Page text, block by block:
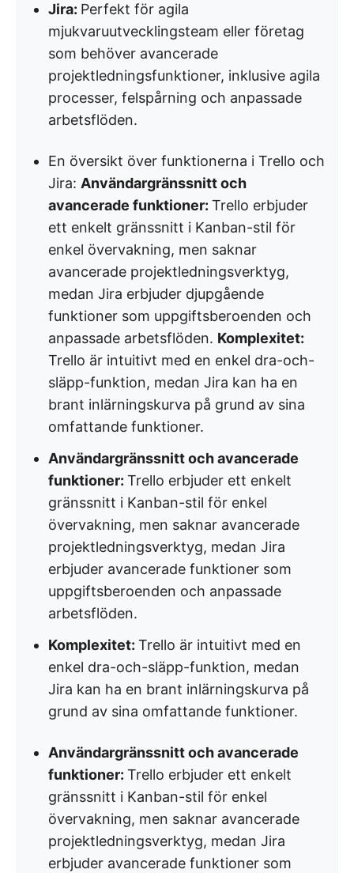
Jira: Perfekt för agila
mjukvaruutvecklingsteam eller företag
som behöver avancerade
projektledningsfunktioner, inklusive agila
processer, felspårning och anpassade
arbetsflöden.
En översikt över funktionerna i Trello och
Jira: Användargränssnitt och
avancerade funktioner: Trello erbjuder
ett enkelt gränssnitt i Kanban-stil för
enkel övervakning, men saknar
avancerade projektledningsverktyg,
medan Jira erbjuder djupgående
funktioner som uppgiftsberoenden och
anpassade arbetsflöden. Komplexitet:
Trello är intuitivt med en enkel dra-och-
släpp-funktion, medan Jira kan ha en
brant inlärningskurva på grund av sina
omfattande funktioner.
Användargränssnitt och avancerade
funktioner: Trello erbjuder ett enkelt
gränssnitt i Kanban-stil för enkel
övervakning, men saknar avancerade
projektledningsverktyg, medan Jira
erbjuder avancerade funktioner som
uppgiftsberoenden och anpassade
arbetsflöden.
Komplexitet: Trello är intuitivt med en
enkel dra-och-släpp-funktion, medan
Jira kan ha en brant inlärningskurva på
grund av sina omfattande funktioner.
Användargränssnitt och avancerade
funktioner: Trello erbjuder ett enkelt
gränssnitt i Kanban-stil för enkel
övervakning, men saknar avancerade
projektledningsverktyg, medan Jira
erbjuder avancerade funktioner som